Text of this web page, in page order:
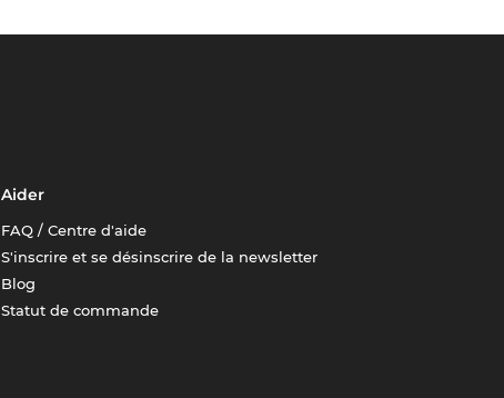
Aider
FAQ / Centre d'aide
S'inscrire et se désinscrire de la newsletter
Blog
Statut de commande